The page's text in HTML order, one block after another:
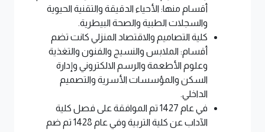
أقسام منها: الأحياء الدقيقة والتقنية الحيوية
والسجلات الطبية والصحة البيطرية.
كلية التصاميم والاقتصاد المنزلي كانت تضم
أقسام: الملابس والنسيج والفنون والتغذية
وعلوم الأطعمة والرسم الالكتروني وإدارة
السكن والمؤسسات الأسرية والتصميم
الداخلي.
في عام 1427 تم الموافقة على فصل كلية
الآداب عن كلية التربية وفي عام 1428 تم ضم